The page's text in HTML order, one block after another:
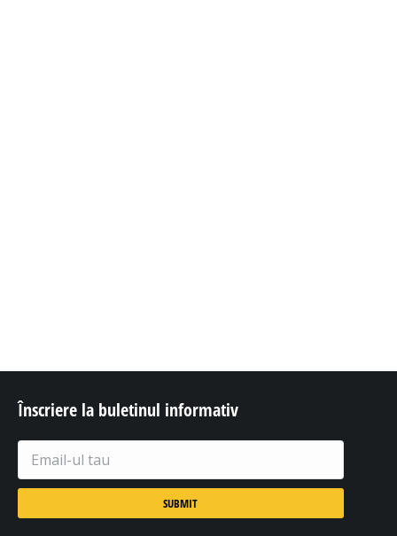
Înscriere la buletinul informativ